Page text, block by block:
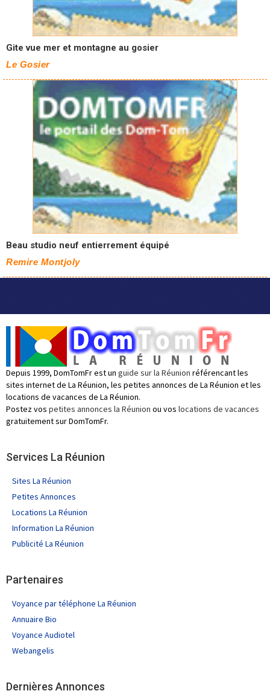
Gite vue mer et montagne au gosier
Le Gosier
Beau studio neuf entierrement équipé
Remire Montjoly
Depuis 1999, DomTomFr est un guide sur la Réunion référencant les
sites internet de La Réunion, les petites annonces de La Réunion et les
locations de vacances de La Réunion.
Postez vos petites annonces la Réunion ou vos locations de vacances
gratuitement sur DomTomFr.
Services La Réunion
Sites La Réunion
Petites Annonces
Locations La Réunion
Information La Réunion
Publicité La Réunion
Partenaires
Voyance par téléphone La Réunion
Annuaire Bio
Voyance Audiotel
Webangelis
Dernières Annonces